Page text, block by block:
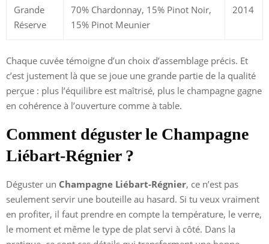
Grande
Réserve
70% Chardonnay, 15% Pinot Noir,
15% Pinot Meunier
2014
Chaque cuvée témoigne d’un choix d’assemblage précis. Et
c’est justement là que se joue une grande partie de la qualité
perçue : plus l’équilibre est maîtrisé, plus le champagne gagne
en cohérence à l’ouverture comme à table.
Comment déguster le Champagne
Liébart-Régnier ?
Déguster un Champagne Liébart-Régnier, ce n’est pas
seulement servir une bouteille au hasard. Si tu veux vraiment
en profiter, il faut prendre en compte la température, le verre,
le moment et même le type de plat servi à côté. Dans la